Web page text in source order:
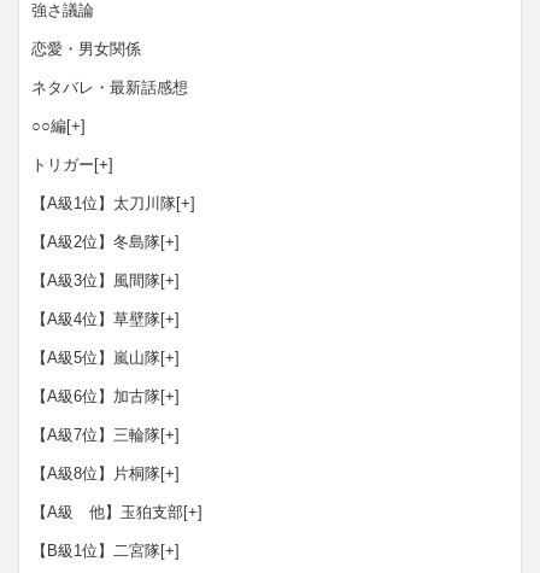
強さ議論
恋愛・男女関係
ネタバレ・最新話感想
○○編[+]
トリガー [+]
【A級1位】太刀川隊[+]
【A級2位】冬島隊[+]
【A級3位】風間隊[+]
【A級4位】草壁隊[+]
【A級5位】嵐山隊[+]
【A級6位】加古隊[+]
【A級7位】三輪隊[+]
【A級8位】片桐隊[+]
【A級 他】玉狛支部[+]
【B級1位】二宮隊[+]